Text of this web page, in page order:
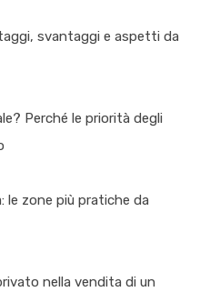
svantaggi e aspetti da
Perché le priorità degli
le zone più pratiche da
nella vendita di un